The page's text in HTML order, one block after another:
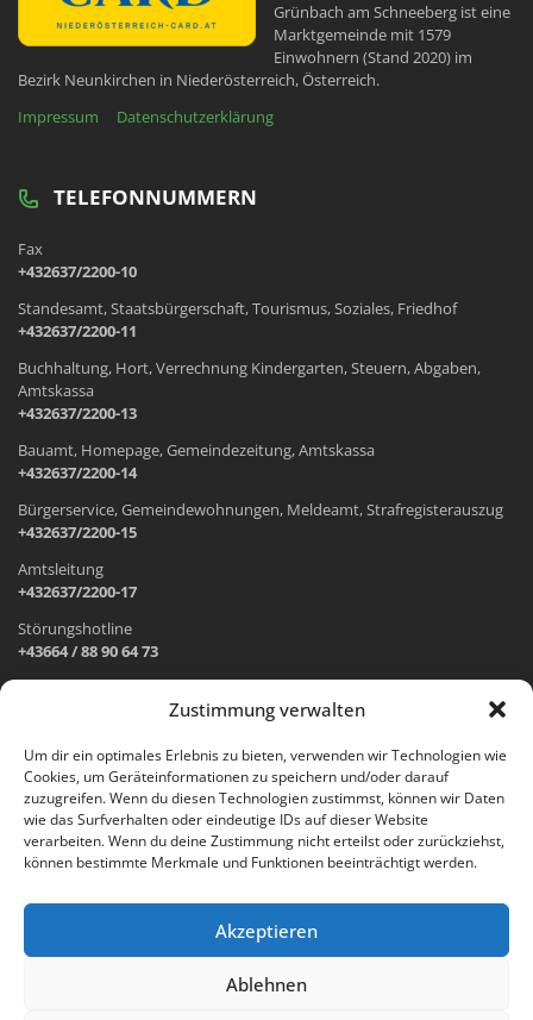
Zustimmung verwalten
Um dir ein optimales Erlebnis zu bieten, verwenden wir Technologien wie
Cookies, um Geräteinformationen zu speichern und/oder darauf
zuzugreifen. Wenn du diesen Technologien zustimmst, können wir Daten
wie das Surfverhalten oder eindeutige IDs auf dieser Website
verarbeiten. Wenn du deine Zustimmung nicht erteilst oder zurückziehst,
können bestimmte Merkmale und Funktionen beeinträchtigt werden.
Akzeptieren
Ablehnen
Grünbach am Schneeberg ist eine
Marktgemeinde mit 1579
Einwohnern (Stand 2020) im
Bezirk Neunkirchen in Niederösterreich, Österreich.
Impressum
Datenschutzerklärung
TELEFONNUMMERN
Fax
+432637/2200-10
Standesamt, Staatsbürgerschaft, Tourismus, Soziales, Friedhof
+432637/2200-11
Buchhaltung, Hort, Verrechnung Kindergarten, Steuern, Abgaben,
Amtskassa
+432637/2200-13
Bauamt, Homepage, Gemeindezeitung, Amtskassa
+432637/2200-14
Bürgerservice, Gemeindewohnungen, Meldeamt, Strafregisterauszug
+432637/2200-15
Amtsleitung
+432637/2200-17
Störungshotline
+43664 / 88 90 64 73
Wr. Neustädter Straße 1
2733 Grünbach am Schneeberg
Öffnungszeiten Gemeindeamt:
Montag: 8.00 – 12.00 Uhr und 14.00 – 18.00 Uhr
Freitag: 8.00 – 12.00 Uhr
Email: